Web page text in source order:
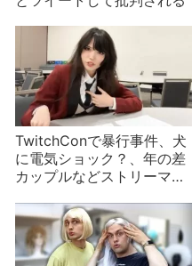
TwitchConで暴行事件、犬
に電気ショック？、年の差
カップルなどストリーマー